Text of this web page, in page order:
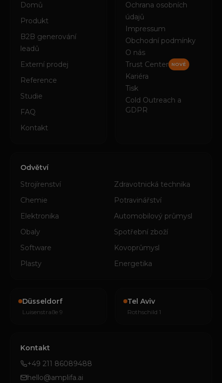
Domů
Produkt
B2B generování
leadů
Externí prodej
Reference
Studie
FAQ
Kontakt
Ochrana osobních
údajů
Impressum
Obchodní podmínky
O nás
Trust Center
NOVÉ
Kariéra
Tisk
Cold Outreach a
GDPR
Odvětví
Strojírenství
Zdravotnická technika
Chemie
Potravinářství
Elektronika
Automobilový průmysl
Obaly
Spotřební zboží
Software
Kovoprůmysl
Plasty
Energetika
Düsseldorf
Luisenstraße 9
Tel Aviv
Rothschild 1
Kontakt
+49 211 86089488
hello@amplifa.ai